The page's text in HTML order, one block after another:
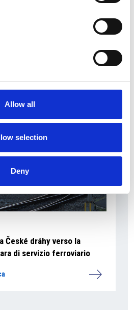
Allow all
selection
Deny
del suo SUV Peaq
České dráhy verso la
di servizio ferroviario